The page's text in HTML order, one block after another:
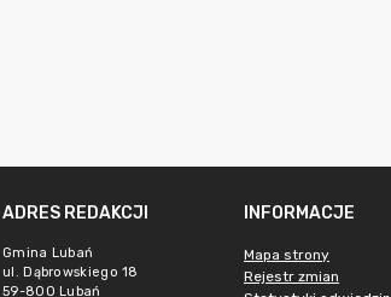
ADRES REDAKCJI
Gmina Lubań
ul. Dąbrowskiego 18
59-800 Lubań
INFORMACJE
Mapa strony
Rejestr zmian